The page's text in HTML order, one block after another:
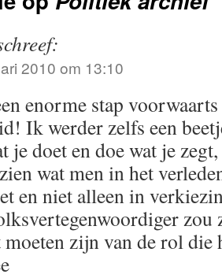
2010 om 13:10
enorme stap
Ik werder zelfs een
je doet en doe wat je
wat men in het
en niet alleen in
zou
moeten zijn van de rol